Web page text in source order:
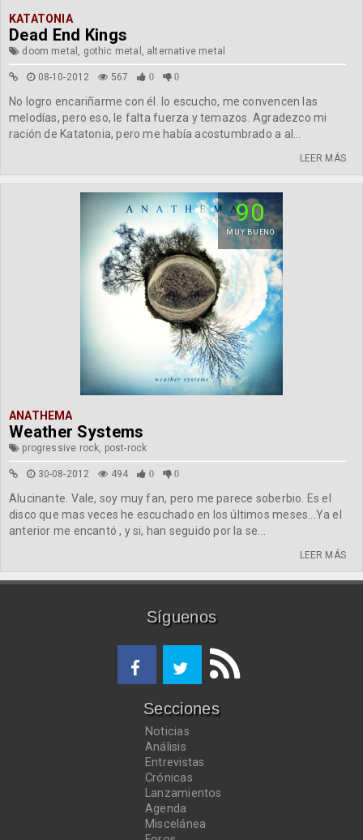
KATATONIA
Dead End Kings
doom metal, gothic metal, alternative metal
08-10-2012 567 0 0
No logro encariñarme con él. lo escucho, me convencen las
melodías, pero eso, le falta fuerza y temazos. Agradezco mi
ración de Katatonia, pero me había acostumbrado a al...
LEER MÁS
90
MUY BUENO
ANATHEMA
Weather Systems
progressive rock, post-rock
30-08-2012 494 0 0
Alucinante. Vale, soy muy fan, pero me parece soberbio. Es el
disco que mas veces he escuchado en los últimos meses...Ya el
anterior me encantó , y si, han seguido por la se...
LEER MÁS
Síguenos
Secciones
Noticias
Análisis
Entrevistas
Crónicas
Lanzamientos
Agenda
Miscelánea